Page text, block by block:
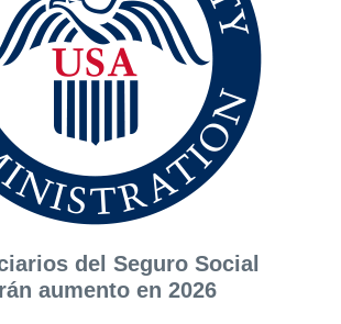
del Seguro Social
aumento en 2026